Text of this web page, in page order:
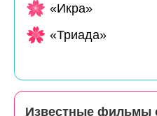
«Икра»
«Триада»
Известные фильмы